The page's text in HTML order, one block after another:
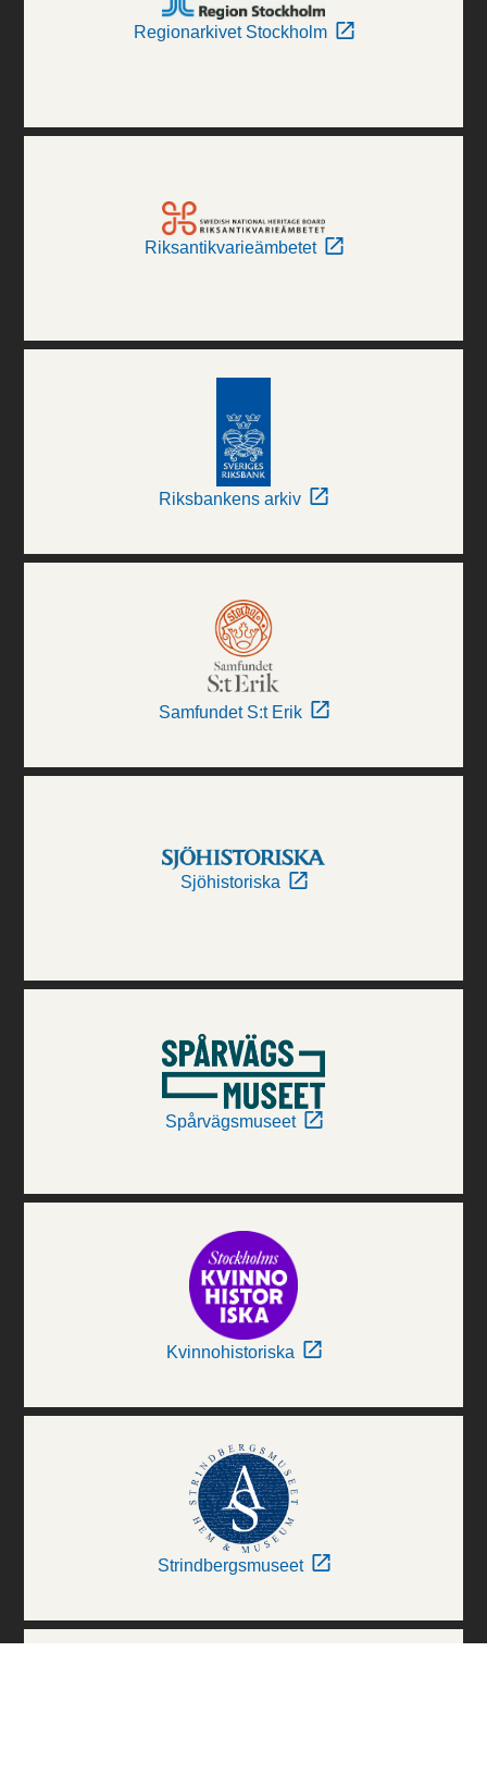
Regionarkivet Stockholm
Riksantikvarieämbetet
Riksbankens arkiv
Samfundet S:t Erik
Sjöhistoriska
Spårvägsmuseet
Kvinnohistoriska
Strindbergsmuseet